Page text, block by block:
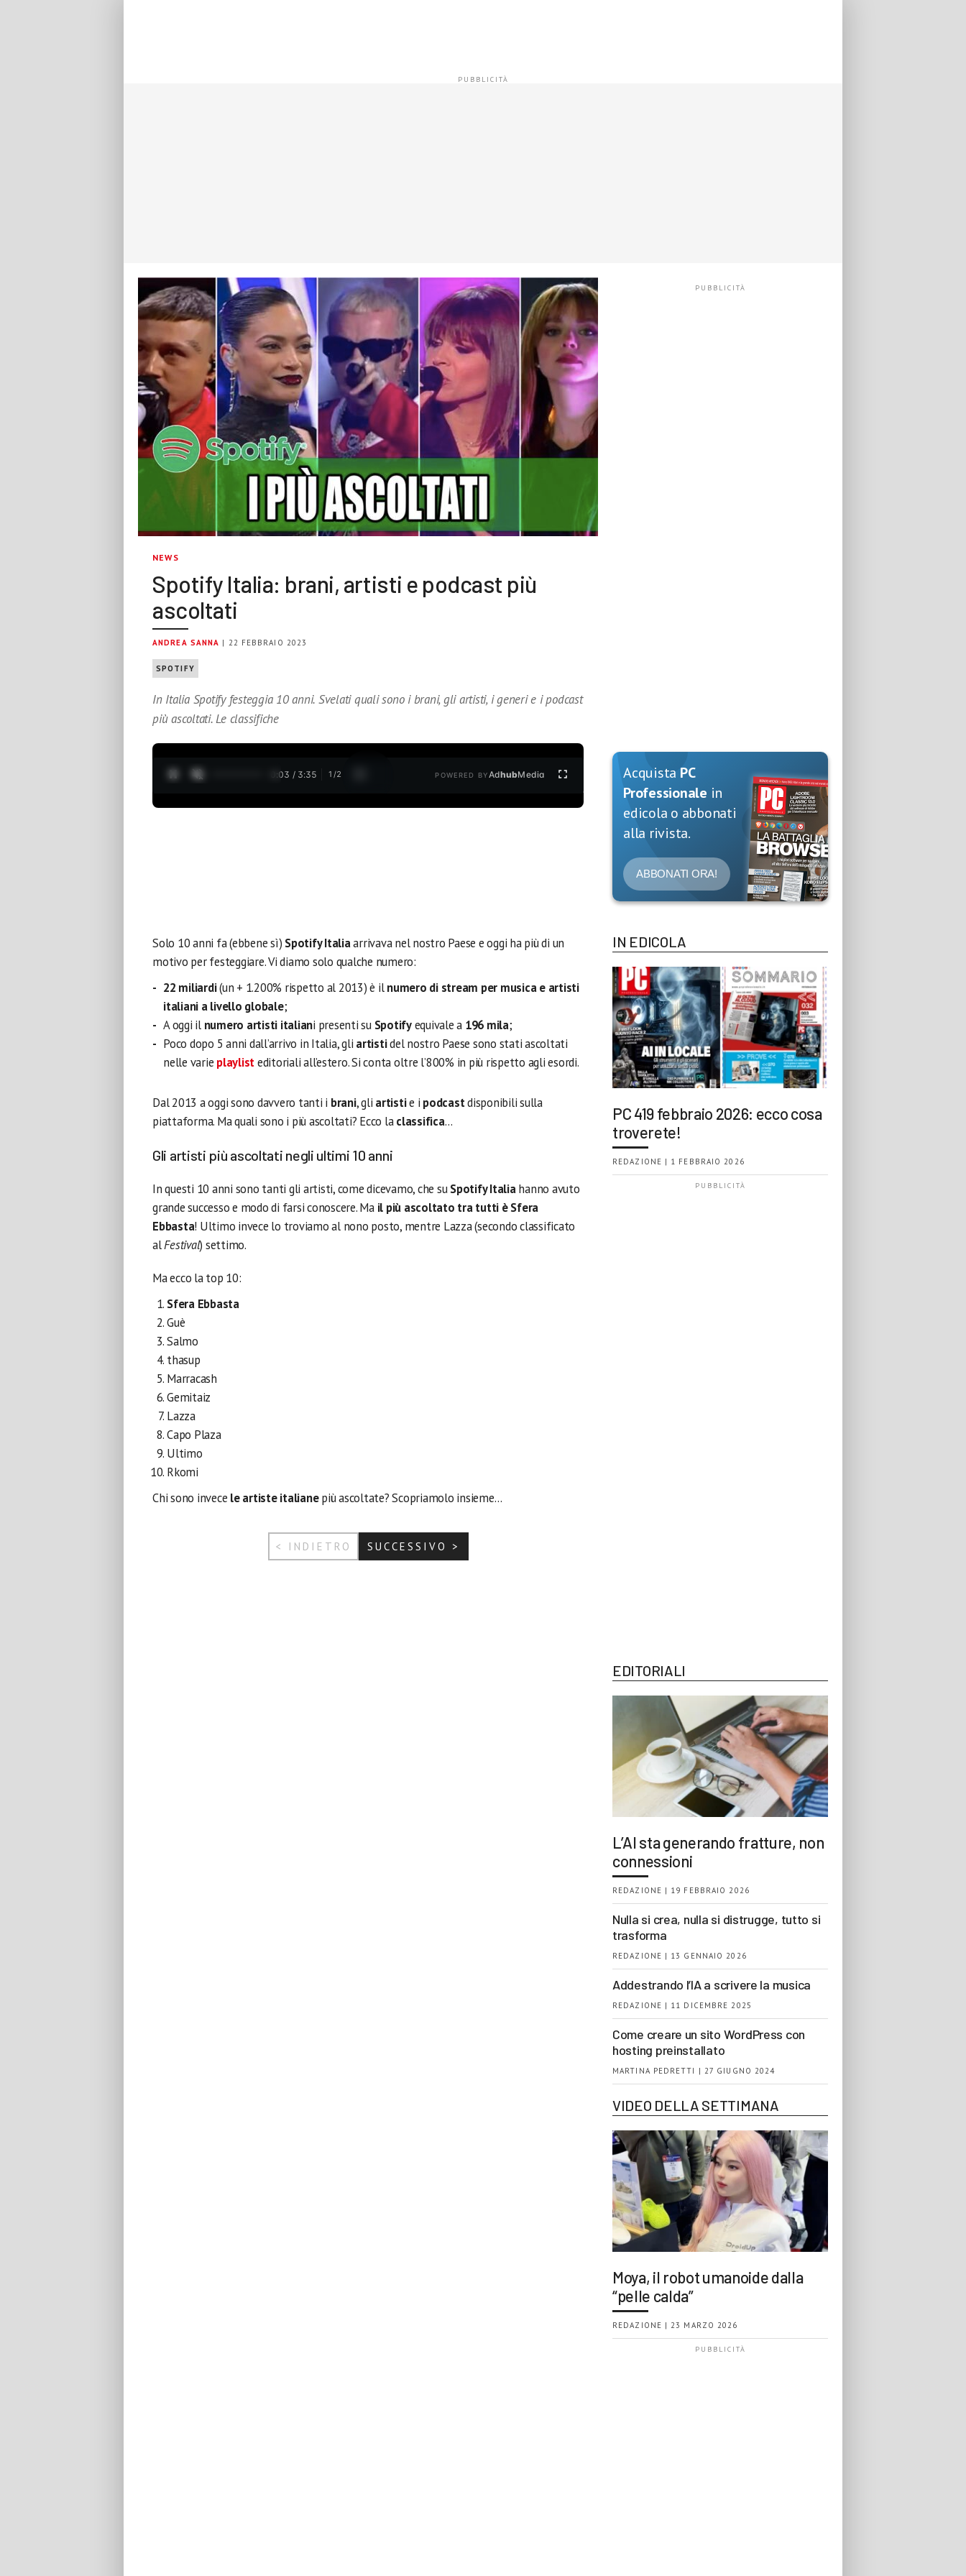
NEWS
Spotify Italia: brani, artisti e podcast più
ascoltati
ANDREA SANNA | 22 FEBBRAIO 2023
SPOTIFY
In Italia Spotify festeggia 10 anni. Svelati quali sono i brani, gli artisti, i generi e i podcast
più ascoltati. Le classifiche
0:04 / 3:35 1 /2 POWERED BYAdhubMedia
Solo 10 anni fa (ebbene sì) Spotify Italiaarrivava nel nostro Paese e oggi ha più di un
motivo per festeggiare. Vi diamo solo qualche numero:
22 miliardi(un + 1.200% rispetto al 2013) è ilnumero di stream per musica e artisti
italiani a livello globale;
A oggi il numero artisti italiani presenti su Spotifyequivale a 196 mila;
Poco dopo 5 anni dall’arrivo in Italia, gli artistidel nostro Paese sono stati ascoltati
nelle varie playlisteditoriali all’estero. Si conta oltre l’800% in più rispetto agli esordi.
Dal 2013 a oggi sono davvero tanti i brani, gli artistie i podcastdisponibili sulla
piattaforma. Ma quali sono i più ascoltati? Ecco laclassifica…
Gli artisti più ascoltati negli ultimi 10 anni
In questi 10 anni sono tanti gli artisti, come dicevamo, che suSpotify Italiahanno avuto
grande successo e modo di farsi conoscere. Mail più ascoltato tra tutti è Sfera
Ebbasta! Ultimo invece lo troviamo al nono posto, mentre Lazza (secondo classificato
alFestival) settimo.
Ma ecco la top 10:
Sfera Ebbasta
Guè
Salmo
thasup
Marracash
Gemitaiz
Lazza
Capo Plaza
Ultimo
Rkomi
Chi sono invece le artiste italianepiù ascoltate? Scopriamolo insieme…
< INDIETRO SUCCESSIVO >
Acquista PC
Professionale in
edicola o abbonati
alla rivista.
ABBONATI ORA!
IN EDICOLA
PC 419 febbraio 2026: ecco cosa
troverete!
REDAZIONE | 1 FEBBRAIO 2026
EDITORIALI
L’AI sta generando fratture, non
connessioni
REDAZIONE | 19 FEBBRAIO 2026
Nulla si crea, nulla si distrugge, tutto si
trasforma
REDAZIONE | 13 GENNAIO 2026
Addestrando l’IA a scrivere la musica
REDAZIONE | 11 DICEMBRE 2025
Come creare un sito WordPress con
hosting preinstallato
MARTINA PEDRETTI | 27 GIUGNO 2024
VIDEO DELLA SETTIMANA
Moya, il robot umanoide dalla
“pelle calda”
REDAZIONE | 23 MARZO 2026